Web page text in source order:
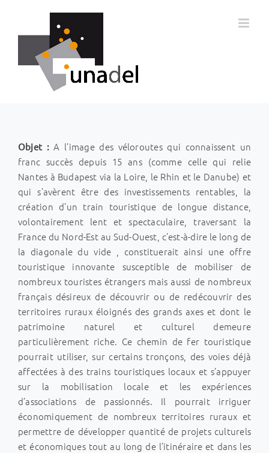
contenu
Objet :A l’image des véloroutes qui connaissent un
franc succès depuis 15 ans (comme celle qui relie
Nantes à Budapest via la Loire, le Rhin et le Danube) et
qui s’avèrent être des investissements rentables, la
création d’un train touristique de longue distance,
volontairement lent et spectaculaire, traversant la
France du Nord-Est au Sud-Ouest, c’est-à-dire le long de
la diagonale du vide , constituerait ainsi une offre
touristique innovante susceptible de mobiliser de
nombreux touristes étrangers mais aussi de nombreux
français désireux de découvrir ou de redécouvrir des
territoires ruraux éloignés des grands axes et dont le
patrimoine naturel et culturel demeure
particulièrement riche. Ce chemin de fer touristique
pourrait utiliser, sur certains tronçons, des voies déjà
affectées à des trains touristiques locaux et s’appuyer
sur la mobilisation locale et les expériences
d’associations de passionnés. Il pourrait irriguer
économiquement de nombreux territoires ruraux et
permettre de développer quantité de projets culturels
et économiques tout au long de l’itinéraire et dans les